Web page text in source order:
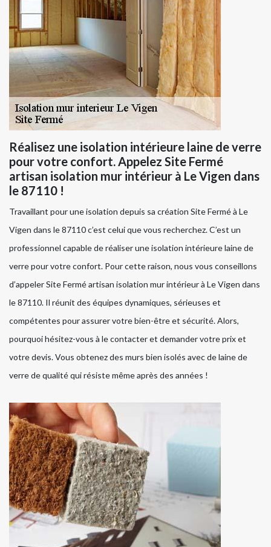
Réalisez une isolation intérieure laine de verre
pour votre confort. Appelez Site Fermé
artisan isolation mur intérieur à Le Vigen dans
le 87110 !
Travaillant pour une isolation depuis sa création Site Fermé à Le
Vigen dans le 87110 c’est celui que vous recherchez. C’est un
professionnel capable de réaliser une isolation intérieure laine de
verre pour votre confort. Pour cette raison, nous vous conseillons
d’appeler Site Fermé artisan isolation mur intérieur à Le Vigen dans
le 87110. Il réunit des équipes dynamiques, sérieuses et
compétentes pour assurer votre bien-être et sécurité. Alors,
pourquoi hésitez-vous à le contacter et demander votre prix et
votre devis. Vous obtenez des murs bien isolés avec de laine de
verre de qualité qui résiste même après des années !